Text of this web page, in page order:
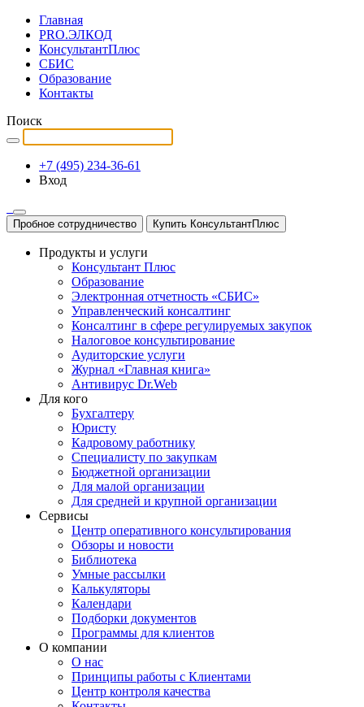
Главная
PRO.ЭЛКОД
КонсультантПлюс
СБИС
Образование
Контакты
Поиск
+7 (495) 234-36-61
Вход
Пробное сотрудничество Купить КонсультантПлюс
Продукты и услуги
Консультант Плюс
Образование
Электронная отчетность «СБИС»
Управленческий консалтинг
Консалтинг в сфере регулируемых закупок
Налоговое консультирование
Аудиторские услуги
Журнал «Главная книга»
Антивирус Dr.Web
Для кого
Бухгалтеру
Юристу
Кадровому работнику
Специалисту по закупкам
Бюджетной организации
Для малой организации
Для средней и крупной организации
Сервисы
Центр оперативного консультирования
Обзоры и новости
Библиотека
Умные рассылки
Калькуляторы
Календари
Подборки документов
Программы для клиентов
О компании
О нас
Принципы работы с Клиентами
Центр контроля качества